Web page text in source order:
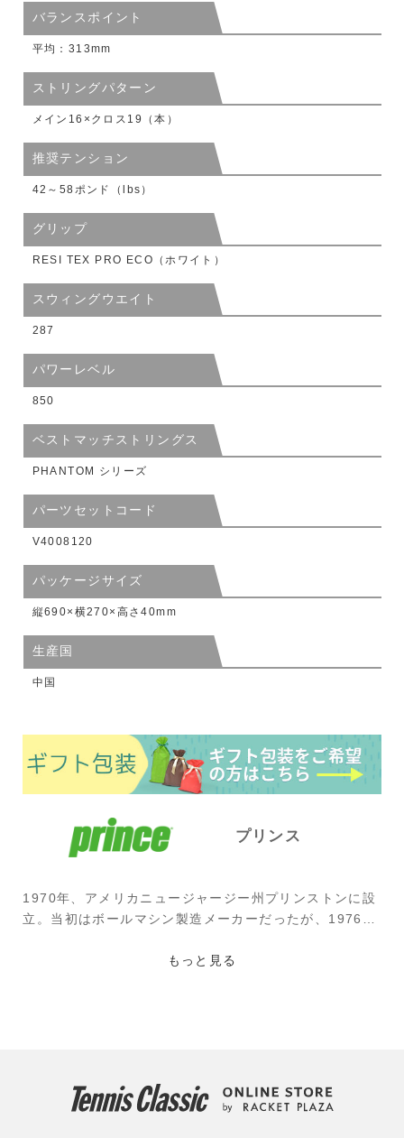
バランスポイント
平均：313mm
ストリングパターン
メイン16×クロス19（本）
推奨テンション
42～58ポンド（lbs）
グリップ
RESI TEX PRO ECO（ホワイト）
スウィングウエイト
287
パワーレベル
850
ベストマッチストリングス
PHANTOM シリーズ
パーツセットコード
V4008120
パッケージサイズ
縦690×横270×高さ40mm
生産国
中国
プリンス
1970年、アメリカニュージャージー州プリンストンに設
立。当初はボールマシン製造メーカーだったが、1976年
を考案すると、1978年に名器「グラファイト」を開発。
使用選手：ジョン・イズナー(アメリカ)、パブロ・アン
ドゥハル(スペイン)、今西美晴(EMシステムズ)、上杉海
もっと見る